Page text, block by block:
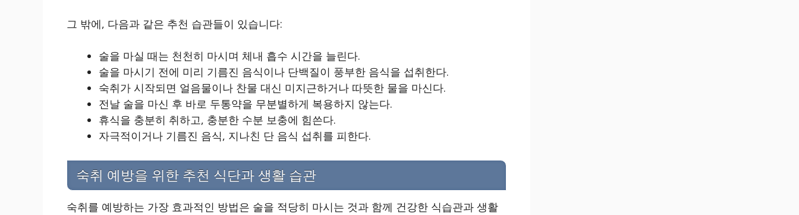
그 밖에, 다음과 같은 추천 습관들이 있습니다:
술을 마실 때는 천천히 마시며 체내 흡수 시간을 늘린다.
술을 마시기 전에 미리 기름진 음식이나 단백질이 풍부한 음식을 섭취한다.
숙취가 시작되면 얼음물이나 찬물 대신 미지근하거나 따뜻한 물을 마신다.
전날 술을 마신 후 바로 두통약을 무분별하게 복용하지 않는다.
휴식을 충분히 취하고, 충분한 수분 보충에 힘쓴다.
자극적이거나 기름진 음식, 지나친 단 음식 섭취를 피한다.
숙취 예방을 위한 추천 식단과 생활 습관
숙취를 예방하는 가장 효과적인 방법은 술을 적당히 마시는 것과 함께 건강한 식습관과 생활